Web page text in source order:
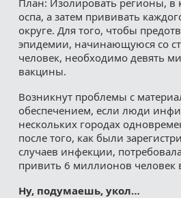
оспа, а затем прививать
округе. Для того, чтобы
эпидемии, начинающуюся со
человек, необходимо девять
вакцины.
Возникнут проблемы с
обеспечением, если люди
нескольких городах
после того, как были
случаев инфекции,
привить 6 миллионов
Ну, подумаешь, укол…